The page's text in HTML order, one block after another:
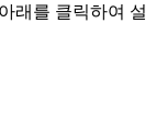
래를 클릭하여 설